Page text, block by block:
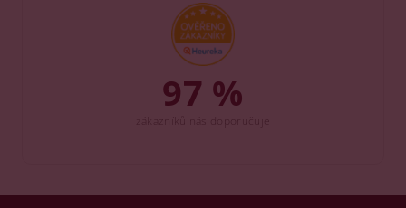
97 %